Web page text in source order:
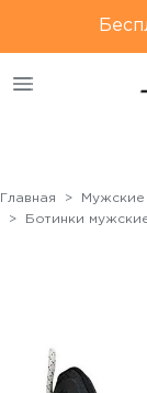
Только
Главная Мужские
Ботинки мужские